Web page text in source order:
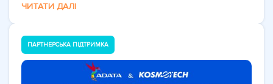
ЧИТАТИ ДАЛІ
ПАРТНЕРСЬКА ПІДТРИМКА